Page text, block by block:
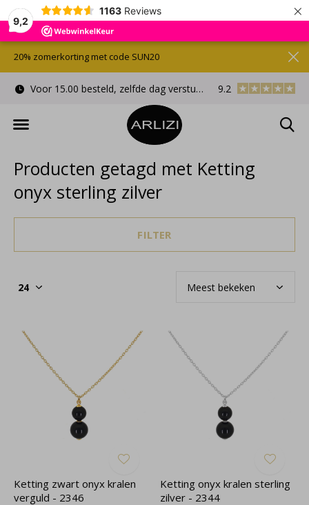
9,2
1163 Reviews ×
Voor 15.00 besteld, zelfde dag verstuurd Gratis
9.2
20% zomerkorting met code SUN20
Producten getagd met Ketting
onyx sterling zilver
FILTER
Ketting zwart onyx kralen
verguld - 2346
Ketting onyx kralen sterling
zilver - 2344